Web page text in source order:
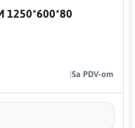
1250*600*80
Sa PDV-om